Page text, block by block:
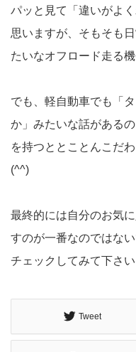
パッと見て「違いがよ
思いますが、そもそも
たいなオフロード走る
でも、軽自動車でも「
か」みたいな話がある
を持つととことんこだ
(^^)
最終的には自分のお気
すのが一番なのではな
チェックしてみて下さ
Tweet